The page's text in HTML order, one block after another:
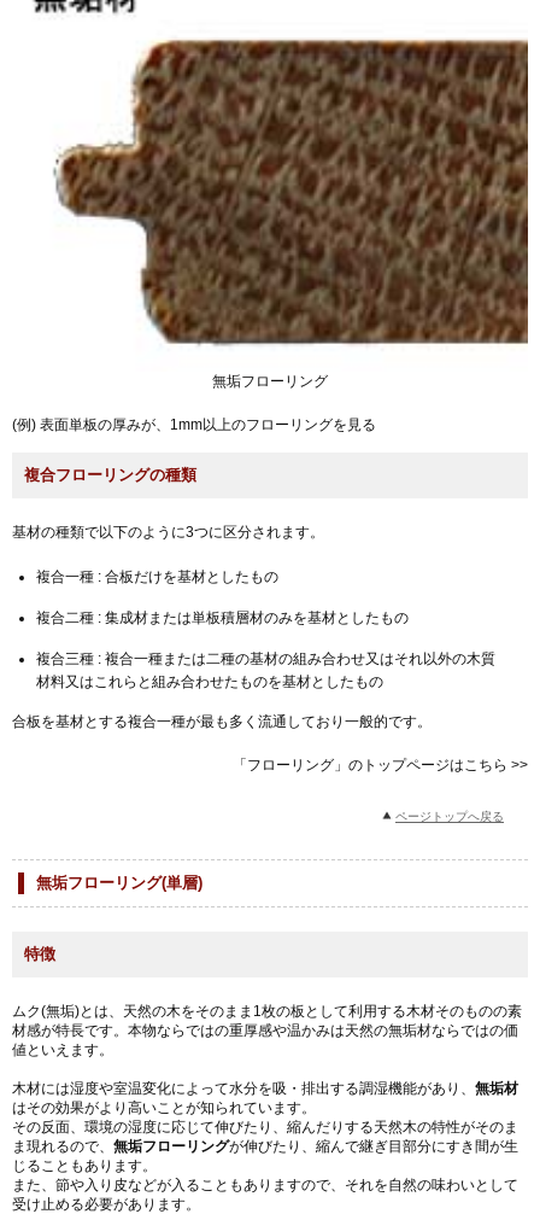
無垢フローリング
(例) 表面単板の厚みが、1mm以上のフローリングを見る
複合フローリングの種類
基材の種類で以下のように3つに区分されます。
複合一種 : 合板だけを基材としたもの
複合二種 : 集成材または単板積層材のみを基材としたもの
複合三種 : 複合一種または二種の基材の組み合わせ又はそれ以外の木質
材料又はこれらと組み合わせたものを基材としたもの
合板を基材とする複合一種が最も多く流通しており一般的です。
「フローリング」のトップページはこちら >>
ページトップへ戻る
無垢フローリング(単層)
特徴
ムク(無垢)とは、天然の木をそのまま1枚の板として利用する木材そのものの素
材感が特長です。本物ならではの重厚感や温かみは天然の無垢材ならではの価
値といえます。
木材には湿度や室温変化によって水分を吸・排出する調湿機能があり、 無垢材
はその効果がより高いことが知られています。
その反面、環境の湿度に応じて伸びたり、縮んだりする天然木の特性がそのま
ま現れるので、 無垢フローリングが伸びたり、縮んで継ぎ目部分にすき間が生
じることもあります。
また、節や入り皮などが入ることもありますので、それを自然の味わいとして
受け止める必要があります。